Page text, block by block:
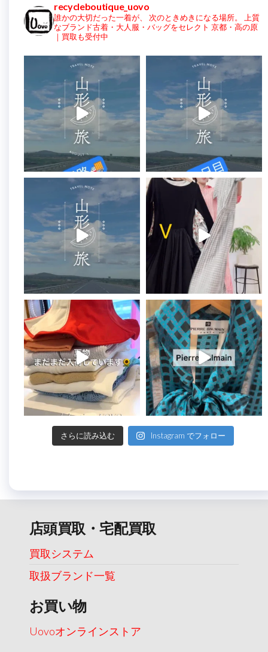
recycleboutique_uovo
誰かの大切だった一着が、 次のときめきになる場所。
上質
なブランド古着・大人服・バッグをセレクト 京都・高の原
｜買取も受付中
さらに読み込む Instagram でフォロー
店頭買取・宅配買取
買取システム
取扱ブランド一覧
お買い物
Uovoオンラインストア